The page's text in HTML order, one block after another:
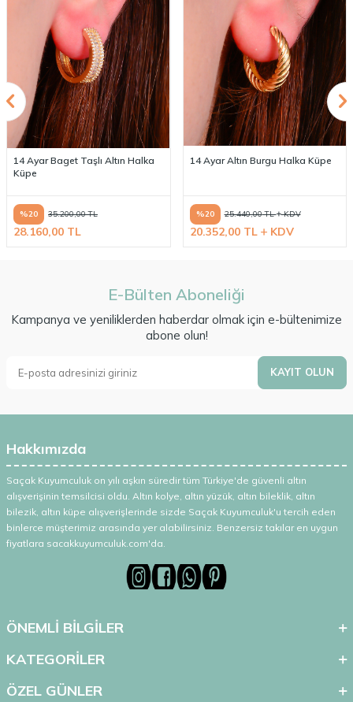
14 Ayar Baget Taşlı Altın Halka
Küpe
%20 35.200,00TL
28.160,00 TL
14 Ayar Altın Burgu Halka Küpe
%20 25.440,00TL KDV
20.352,00TL KDV
E-Bülten Aboneliği
Kampanya ve yeniliklerden haberdar olmak için e-bültenimize
abone olun!
KAYIT OLUN
Hakkımızda
Saçak Kuyumculuk on yılı aşkın süredir tüm Türkiye'de güvenli altın
alışverişinin temsilcisi oldu. Altın kolye, altın yüzük, altın bileklik, altın
bilezik, altın küpe alışverişlerinde sizde Saçak Kuyumculuk'u tercih eden
binlerce müşterimiz arasında yer alabilirsiniz. Benzersiz takılar en uygun
fiyatlara sacakkuyumculuk.com'da.
ÖNEMLİ BİLGİLER
KATEGORİLER
ÖZEL GÜNLER